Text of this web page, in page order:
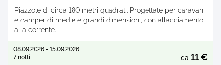
Piazzole di circa 180 metri quadrati. Progettate per caravan
e camper di medie e grandi dimensioni, con allacciamento
alla corrente.
08.09.2026 - 15.09.2026
7 notti
da 11 €